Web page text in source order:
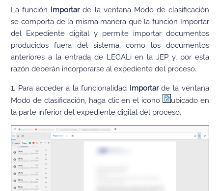
La función Importarde la ventana Modo de clasificación
se comporta de la misma manera que la función Importar
del Expediente digital y permite importar documentos
producidos fuera del sistema, como los documentos
anteriores a la entrada de LEGALi en la JEP y, por esta
razón deberán incorporarse al expediente del proceso.
1. Para acceder a la funcionalidad Importarde la ventana
Modo de clasificación, haga clic en el icono
ubicado en
la parte inferior del expediente digital del proceso.